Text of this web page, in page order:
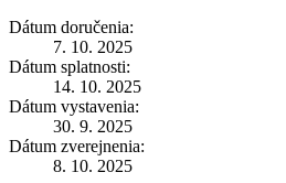
Dátum doručenia:
7. 10. 2025
Dátum splatnosti:
14. 10. 2025
Dátum vystavenia:
30. 9. 2025
Dátum zverejnenia:
8. 10. 2025